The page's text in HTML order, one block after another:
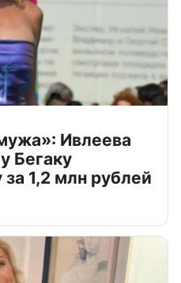
Ивлеева
Бегаку
1,2 млн рублей